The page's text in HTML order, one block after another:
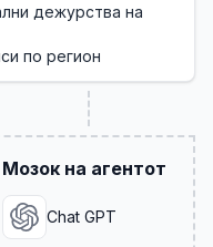
дежурства на
по регион
Мозок на агентот
Chat GPT